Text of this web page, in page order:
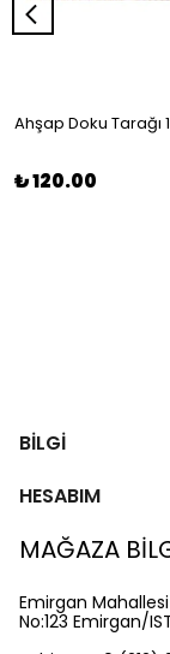
Ahşap Doku Tarağı
₺ 120.00
BİLGİ
HESABIM
MAĞAZA
Emirgan
No:123 Emirgan/